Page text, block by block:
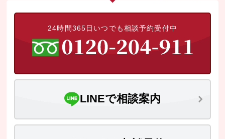
24時間365日いつでも相談予約受付中
LINEで相談案内